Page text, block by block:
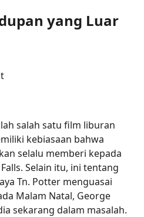
yang Luar
salah satu film liburan
kebiasaan bahwa
selalu memberi kepada
Selain itu, ini tentang
Tn. Potter menguasai
Malam Natal, George
sekarang dalam masalah.